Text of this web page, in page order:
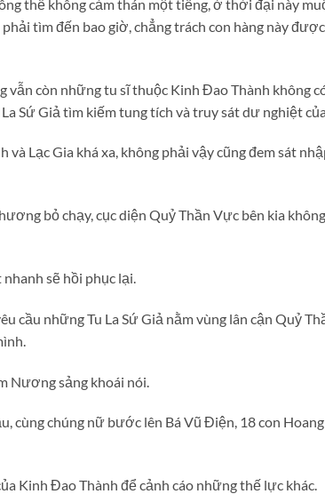
thể không cảm thán một tiếng, ở thời đại này
tìm đến bao giờ, chẳng trách con hàng này
vẫn còn những tu sĩ thuộc Kinh Đao Thành không
Sứ Giả tìm kiếm tung tích và truy sát dư nghiệt
Lạc Gia khá xa, không phải vậy cũng đem sát
bỏ chạy, cục diện Quỷ Thần Vực bên kia
sẽ hồi phục lại.
cầu những Tu La Sứ Giả nằm vùng lân cận Quỷ
Nương sảng khoái nói.
cùng chúng nữ bước lên Bá Vũ Điện, 18 con
Kinh Đao Thành để cảnh cáo những thế lực khác.